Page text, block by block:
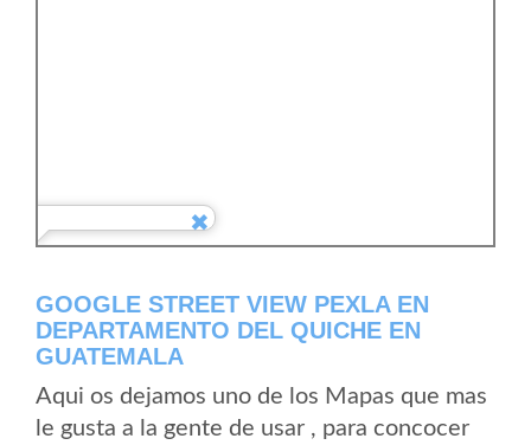
GOOGLE STREET VIEW PEXLA EN
DEPARTAMENTO DEL QUICHE EN
GUATEMALA
Aqui os dejamos uno de los Mapas que mas
le gusta a la gente de usar , para concocer